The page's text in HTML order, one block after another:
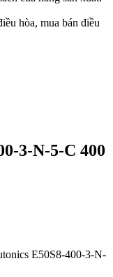
hòa, mua bán điều
3-N-5-C 400
E50S8-400-3-N-